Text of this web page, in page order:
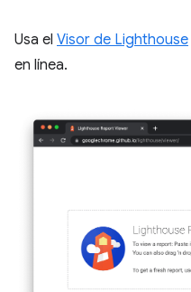
Usa el Visor de Lighthouse
en línea.